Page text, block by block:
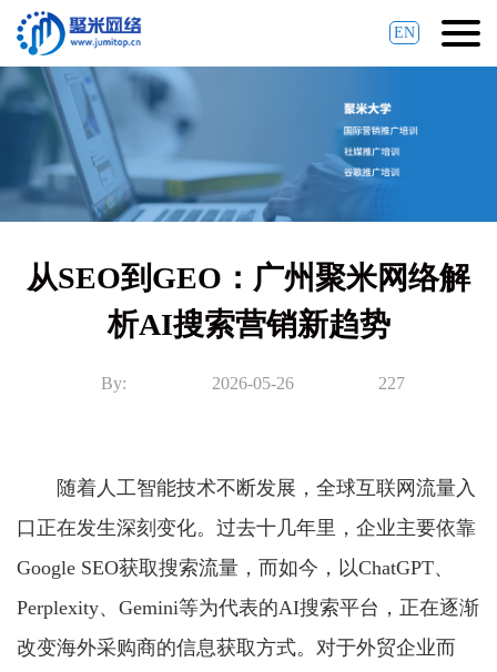
EN
从SEO到GEO：广州聚米网络解
析AI搜索营销新趋势
By: 2026-05-26 227
随着人工智能技术不断发展，全球互联网流量入
口正在发生深刻变化。过去十几年里，企业主要依靠
Google SEO获取搜索流量，而如今，以ChatGPT、
Perplexity、Gemini等为代表的AI搜索平台，正在逐渐
改变海外采购商的信息获取方式。对于外贸企业而